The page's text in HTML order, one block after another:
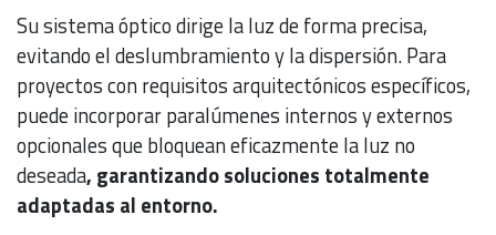
Su sistema óptico dirige la luz de forma precisa,
evitando el deslumbramiento y la dispersión. Para
proyectos con requisitos arquitectónicos específicos,
puede incorporar paralúmenes internos y externos
opcionales que bloquean eficazmente la luz no
deseada, garantizando soluciones totalmente
adaptadas al entorno.